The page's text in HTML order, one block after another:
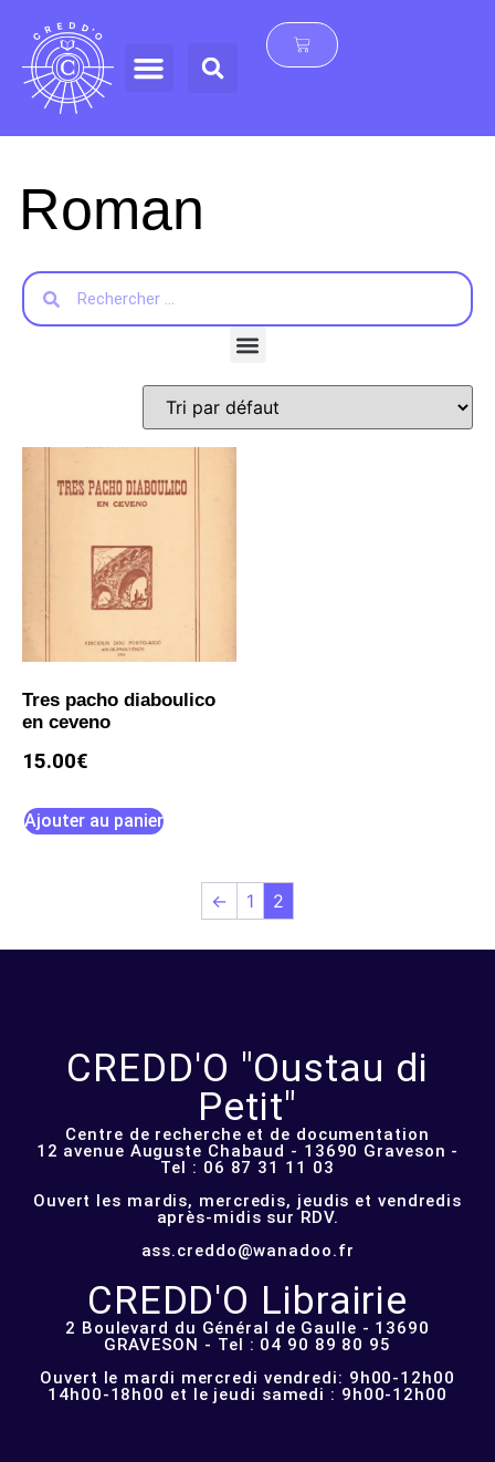
Roman
Tres pacho diaboulico
en ceveno
15.00€
Ajouter au panier
← 1 2
CREDD'O "Oustau di
Petit"
Centre de recherche et de documentation
12 avenue Auguste Chabaud - 13690 Graveson -
Tel : 06 87 31 11 03
Ouvert les mardis, mercredis, jeudis et vendredis
après-midis sur RDV.
ass.creddo@wanadoo.fr
CREDD'O Librairie
2 Boulevard du Général de Gaulle - 13690
GRAVESON - Tel : 04 90 89 80 95
Ouvert le mardi mercredi vendredi: 9h00-12h00
14h00-18h00 et le jeudi samedi : 9h00-12h00